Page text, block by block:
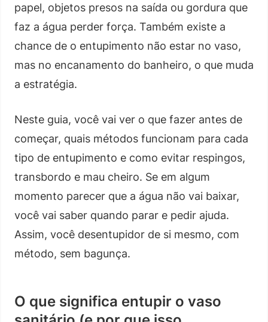
papel, objetos presos na saída ou gordura que
faz a água perder força. Também existe a
chance de o entupimento não estar no vaso,
mas no encanamento do banheiro, o que muda
a estratégia.
Neste guia, você vai ver o que fazer antes de
começar, quais métodos funcionam para cada
tipo de entupimento e como evitar respingos,
transbordo e mau cheiro. Se em algum
momento parecer que a água não vai baixar,
você vai saber quando parar e pedir ajuda.
Assim, você desentupidor de si mesmo, com
método, sem bagunça.
O que significa entupir o vaso